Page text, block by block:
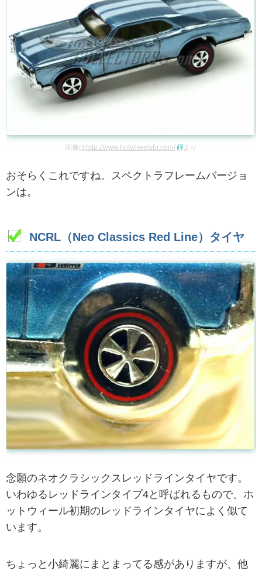
画像は http://www.hotwheelsbr.com/ より
おそらくこれですね。スペクトラフレームバージョ
ンは。
NCRL（Neo Classics Red Line）タイヤ
念願のネオクラシックスレッドラインタイヤです。
いわゆるレッドラインタイプ4と呼ばれるもので、ホ
ットウィール初期のレッドラインタイヤによく似て
います。
ちょっと小綺麗にまとまってる感がありますが、他